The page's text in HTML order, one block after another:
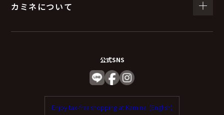
カミネについて
公式SNS
Enjoy tax-free shopping at Kamine. (English)